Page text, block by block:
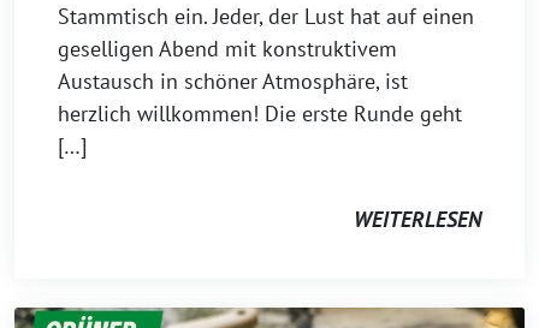
Stammtisch ein. Jeder, der Lust hat auf einen
geselligen Abend mit konstruktivem
Austausch in schöner Atmosphäre, ist
herzlich willkommen! Die erste Runde geht
[…]
WEITERLESEN